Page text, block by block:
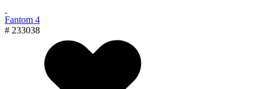
Fantom 4
# 233038